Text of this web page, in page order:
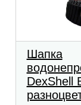
Шапка
DexShell